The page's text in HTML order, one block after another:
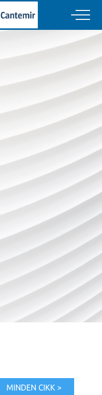
MINDEN CIKK >